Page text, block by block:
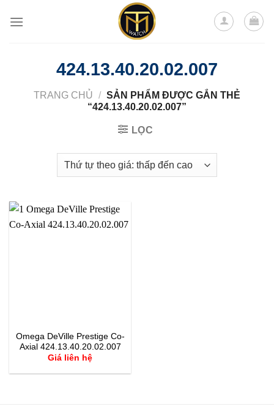
424.13.40.20.02.007
TRANG CHỦ / SẢN PHẨM ĐƯỢC GẮN THẺ
“424.13.40.20.02.007”
LỌC
Omega DeVille Prestige Co-
Axial 424.13.40.20.02.007
Giá liên hệ